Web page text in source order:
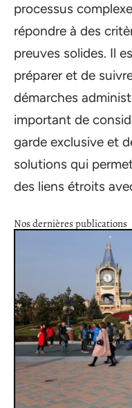
processus
répondre à des
preuves solides. Il
préparer et de
démarches
important de
garde exclusive et
solutions qui
des liens étroits
Nos dernières publications